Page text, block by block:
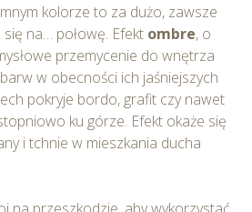
kolorze to za dużo, zawsze
na… połowę. Efekt ombre, o
przemycenie do wnętrza
w obecności ich jaśniejszych
pokryje bordo, grafit czy nawet
ku górze. Efekt okaże się
i tchnie w mieszkania ducha